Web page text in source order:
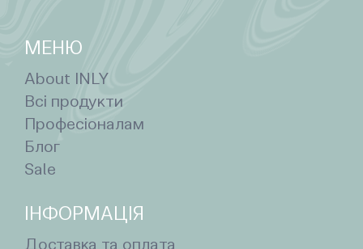
МЕНЮ
About INLY
Всі продукти
Професіоналам
Блог
Sale
ІНФОРМАЦІЯ
Доставка та оплата